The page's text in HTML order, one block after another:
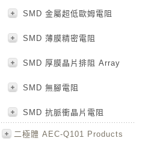
SMD 金屬超低歐姆電阻
SMD 薄膜精密電阻
SMD 厚膜晶片排阻 Array
SMD 無腳電阻
SMD 抗脈衝晶片電阻
二極體 AEC-Q101 Products